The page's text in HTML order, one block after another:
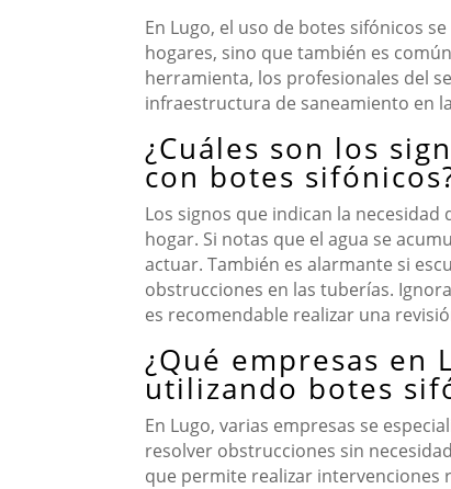
En Lugo, el uso de botes sifónicos
hogares, sino que también es
herramienta, los profesionales del
infraestructura de saneamiento en
¿Cuáles son los
con botes
Los signos que indican la
hogar. Si notas que el agua se
actuar. También es alarmante si
obstrucciones en las tuberías.
es recomendable realizar una
¿Qué empresas en
utilizando botes
En Lugo, varias empresas se
resolver obstrucciones sin
que permite realizar intervenciones